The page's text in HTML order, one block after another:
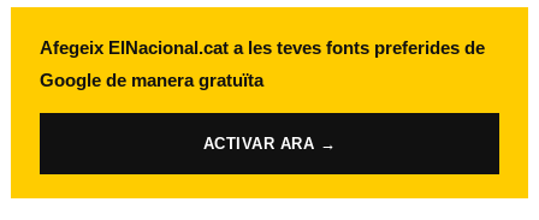
Afegeix ElNacional.cat a les teves fonts preferides de
Google de manera gratuïta
ACTIVAR ARA →